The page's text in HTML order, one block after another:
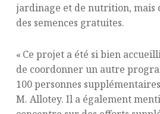
jardinage et de nutrition, mais
des semences gratuites.
« Ce projet a été si bien
de coordonner un autre
100 personnes
M. Allotey. Il a également